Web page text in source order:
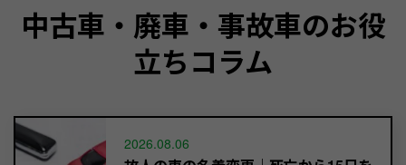
中古車・廃車・事故車のお役
立ちコラム
2026.08.06